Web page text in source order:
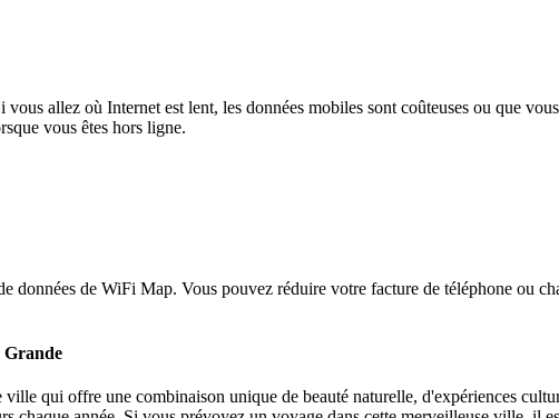
allez où Internet est lent, les données mobiles sont coûteuses ou que
vous êtes hors ligne.
données de WiFi Map. Vous pouvez réduire votre facture de téléphone ou
Grande
qui offre une combinaison unique de beauté naturelle, d'expériences